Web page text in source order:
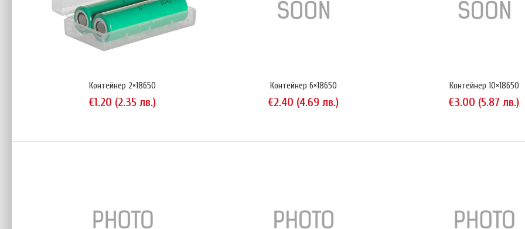
€1.20 (2.35 лв.)
Пластмасов
Контейнер 2×18650
€1.20 (2.35 лв.)
Контейнер 6×18650
€2.40 (4.69 лв.)
Контейнер 10×18650
€3.00 (5.87 лв.)